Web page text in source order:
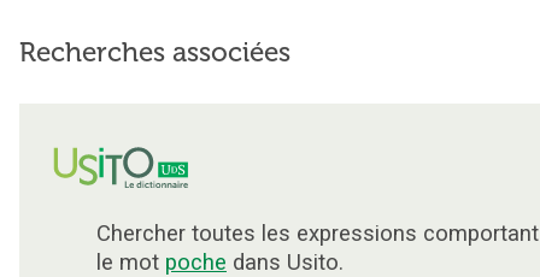
Recherches associées
Chercher toutes les expressions comportant
le mot poche dans Usito.